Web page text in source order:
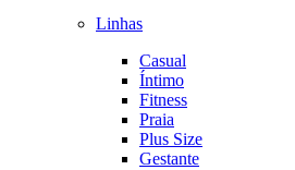
Linhas
Casual
Íntimo
Fitness
Praia
Plus Size
Gestante